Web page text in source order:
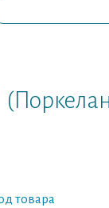
товара